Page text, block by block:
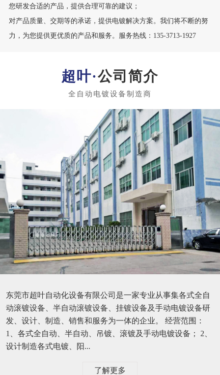
您研发合适的产品，提供合理可靠的建议；
对产品质量、交期等的承诺，提供电镀解决方案。我们将不断的努
力，为您提供更优质的产品和服务。服务热线：135-3713-1927
公司简介
东莞市超叶自动化设备有限公司是一家专业从事集各式全自
动滚镀设备、半自动滚镀设备、挂镀设备及手动电镀设备研
发、设计、制造、销售和服务为一体的企业。 经营范围：
1、各式全自动、半自动、吊镀、滚镀及手动电镀设备； 2、
设计制造各式电镀、阳...
了解更多